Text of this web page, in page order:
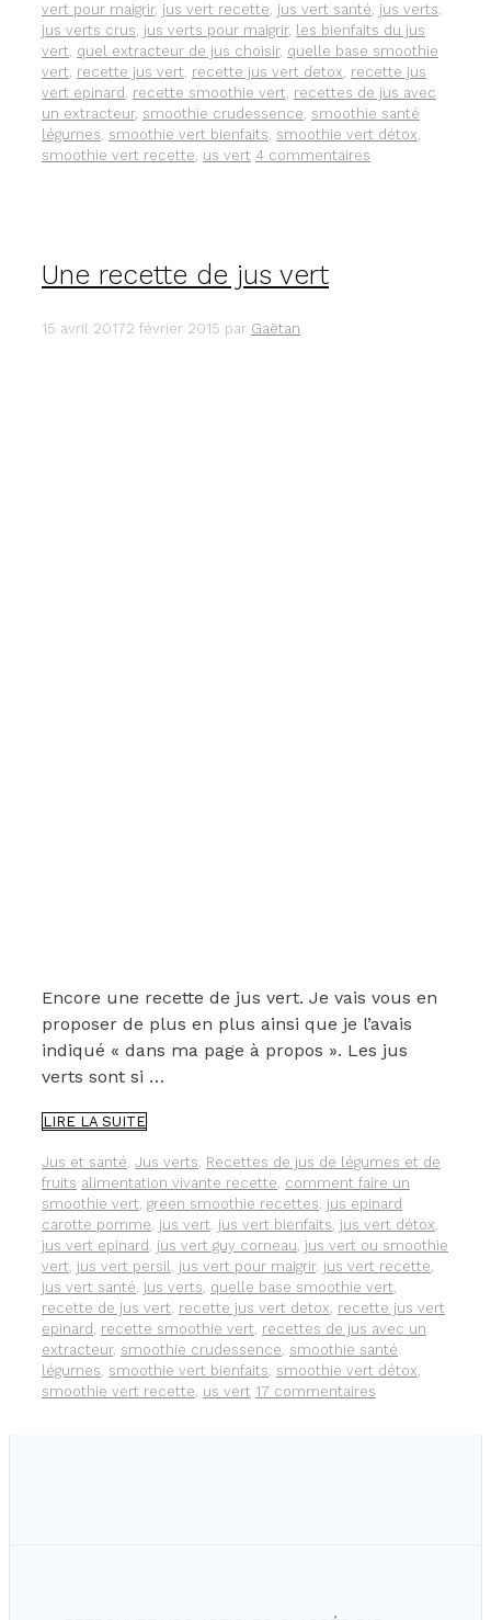
vert pour maigrir, jus vert recette, jus vert santé, jus verts,
jus verts crus, jus verts pour maigrir, les bienfaits du jus
vert, quel extracteur de jus choisir, quelle base smoothie
vert, recette jus vert, recette jus vert detox, recette jus
vert epinard , recette smoothie vert, recettes de jus avec
un extracteur, smoothie crudessence, smoothie santé
légumes, smoothie vert bienfaits, smoothie vert détox,
smoothie vert recette, us vert 4 commentaires
Une recette de jus vert
15 avril 20172 février 2015 par Gaëtan
Encore une recette de jus vert. Je vais vous en
proposer de plus en plus ainsi que je l’avais
indiqué « dans ma page à propos ». Les jus
verts sont si …
LIRE LA SUITEUNE
DE
JUS
VERT
Catégories
Jus et santé Jus verts Recettes de jus de légumes et de
fruits Étiquettes
alimentation vivante recette comment faire un
smoothie vert green smoothie recettes jus epinard
carotte pomme jus vert jus vert bienfaits jus vert détox
jus vert epinard jus vert guy corneau jus vert ou smoothie
vert jus vert persil jus vert pour maigrir, jus vert recette
jus vert santé jus verts quelle base smoothie vert
recette de jus vert recette jus vert detox recette jus vert
epinard recette smoothie vert recettes de jus avec un
extracteur, smoothie crudessence smoothie santé
légumes smoothie vert bienfaits smoothie vert détox
smoothie vert recette us vert 17 commentaires